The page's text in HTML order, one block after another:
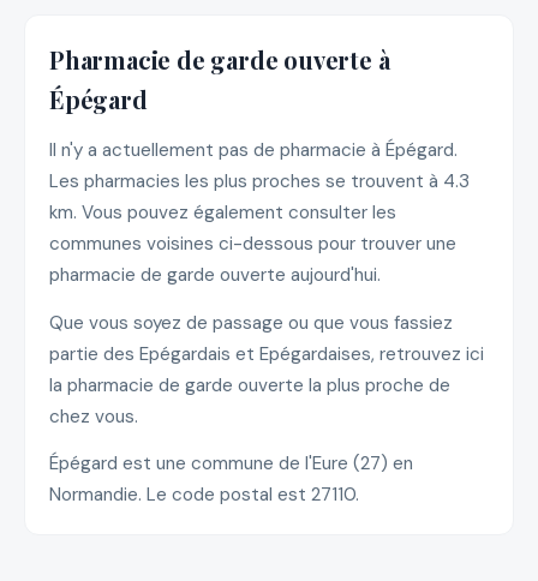
Pharmacie de garde ouverte à
Épégard
Il n'y a actuellement pas de pharmacie à Épégard.
Les pharmacies les plus proches se trouvent à 4.3
km. Vous pouvez également consulter les
communes voisines ci-dessous pour trouver une
pharmacie de garde ouverte aujourd'hui.
Que vous soyez de passage ou que vous fassiez
partie des Epégardais et Epégardaises, retrouvez ici
la pharmacie de garde ouverte la plus proche de
chez vous.
Épégard est une commune de l'Eure (27) en
Normandie. Le code postal est 27110.